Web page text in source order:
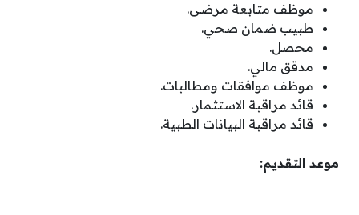
موظف متابعة مرضى.
طبيب ضمان صحي.
محصل.
مدقق مالي.
موظف موافقات ومطالبات.
قائد مراقبة الاستثمار.
قائد مراقبة البيانات الطبية.
موعد التقديم: